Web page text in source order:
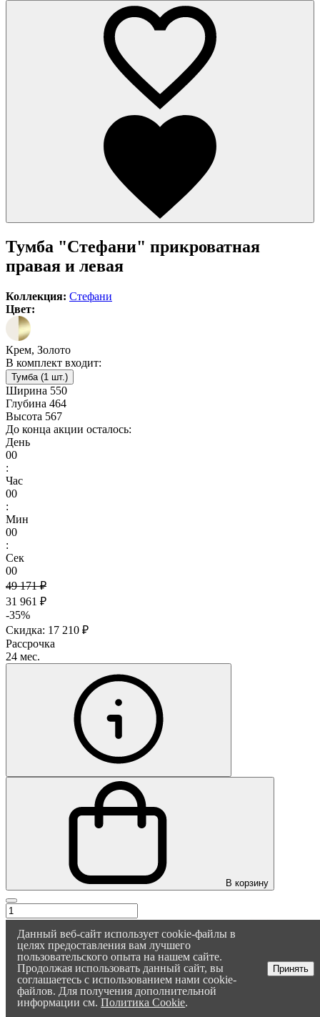
Здравствуйте! Напишите, если
у вас появятся вопросы. Мы
постараемся ответить как
Тумба "Стефани" прикроватная
правая и левая
Коллекция: Стефани
Цвет:
Крем, Золото
В комплект входит:
Тумба (1 шт.)
Ширина 550
Глубина 464
Высота 567
До конца акции осталось:
День
00
:
Час
00
:
Мин
00
:
Сек
00
49 171 ₽
31 961 ₽
-35%
Скидка: 17 210 ₽
Рассрочка
24 мес.
В корзину
Данный веб-сайт использует cookie-файлы в
целях предоставления вам лучшего
пользовательского опыта на нашем сайте.
Продолжая использовать данный сайт, вы
соглашаетесь с использованием нами cookie-
файлов. Для получения дополнительной
информации см.Политика Cookie.
Принять